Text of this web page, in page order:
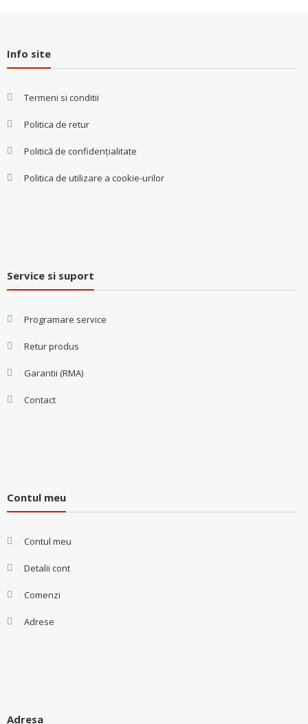
Info site
Termeni si conditii
Politica de retur
Politică de confidențialitate
Politica de utilizare a cookie-urilor
Service si suport
Programare service
Retur produs
Garantii (RMA)
Contact
Contul meu
Contul meu
Detalii cont
Comenzi
Adrese
Adresa